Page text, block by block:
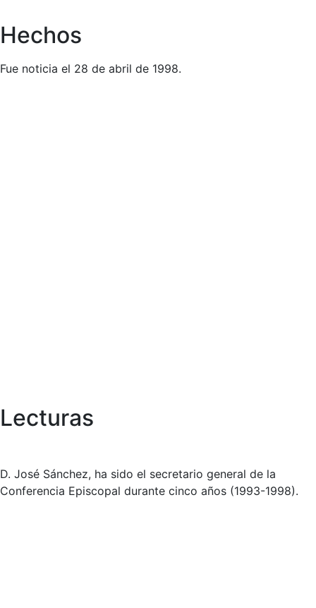
Hechos
Fue noticia el 28 de abril de 1998.
Lecturas
D. José Sánchez, ha sido el secretario general de la
Conferencia Episcopal durante cinco años (1993-1998).